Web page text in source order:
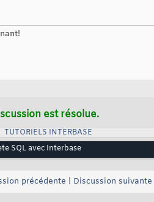
est résolue.
TUTORIELS INTERBASE
SQL avec Interbase
précédente Discussion suivante